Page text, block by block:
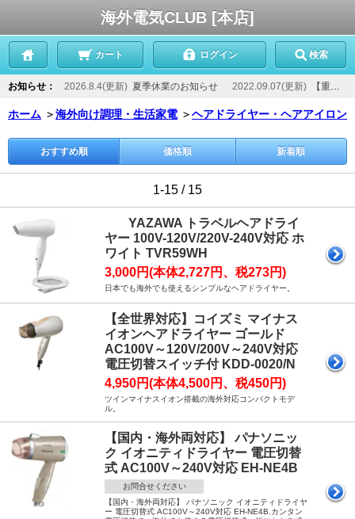
海外電気CLUB [本店]
カート ログイン 検索
お知らせ： 2026.8.4(更新) 夏季休業のお知らせ 2022.09.07(更新) 【重要】当店からのメールが届かないお客様へ
ホーム ＞海外向け調理・生活家電 ＞ヘアドライヤー・ヘアアイロン
おすすめ順 価格順 新着順
1-15 / 15
YAZAWA トラベルヘアドライ
ヤー 100V-120V/220V-240V対応 ホ
ワイト TVR59WH
3,000円(本体2,727円、税273円)
日本でも海外でも使えるシンプルなヘアドライヤー。
【全世界対応】コイズミ マイナス
イオンヘアドライヤー ゴールド
AC100V～120V/200V～240V対応
電圧切替スイッチ付 KDD-0020/N
4,950円(本体4,500円、税450円)
ツインマイナスイオン搭載の海外対応コンパクトモデ
ル。
【国内・海外両対応】 パナソニッ
ク イオニティドライヤー 電圧切替
式 AC100V～240V対応 EH-NE4B
お問合せください
【国内・海外両対応】 パナソニック イオニティドライヤ
ー 電圧切替式 AC100V～240V対応 EH-NE4B.カンタン